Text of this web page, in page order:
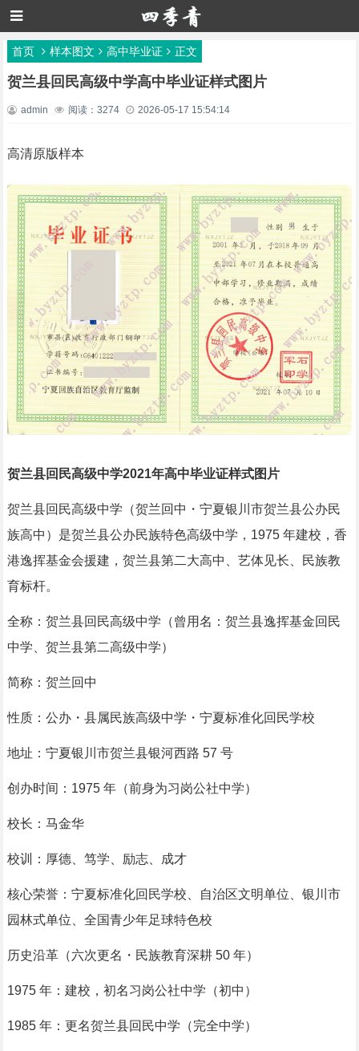
首页 样本图文 高中毕业证 正文
贺兰县回民高级中学高中毕业证样式图片
admin 阅读：3274 2026-05-17 15:54:14
高清原版样本
贺兰县回民高级中学2021年高中毕业证样式图片
贺兰县回民高级中学（贺兰回中・宁夏银川市贺兰县公办民
族高中）是贺兰县公办民族特色高级中学，1975 年建校，香
港逸挥基金会援建，贺兰县第二大高中、艺体见长、民族教
育标杆。
全称：贺兰县回民高级中学（曾用名：贺兰县逸挥基金回民
中学、贺兰县第二高级中学）
简称：贺兰回中
性质：公办・县属民族高级中学・宁夏标准化回民学校
地址：宁夏银川市贺兰县银河西路 57 号
创办时间：1975 年（前身为习岗公社中学）
校长：马金华
校训：厚德、笃学、励志、成才
核心荣誉：宁夏标准化回民学校、自治区文明单位、银川市
园林式单位、全国青少年足球特色校
历史沿革（六次更名・民族教育深耕 50 年）
1975 年：建校，初名习岗公社中学（初中）
1985 年：更名贺兰县回民中学（完全中学）